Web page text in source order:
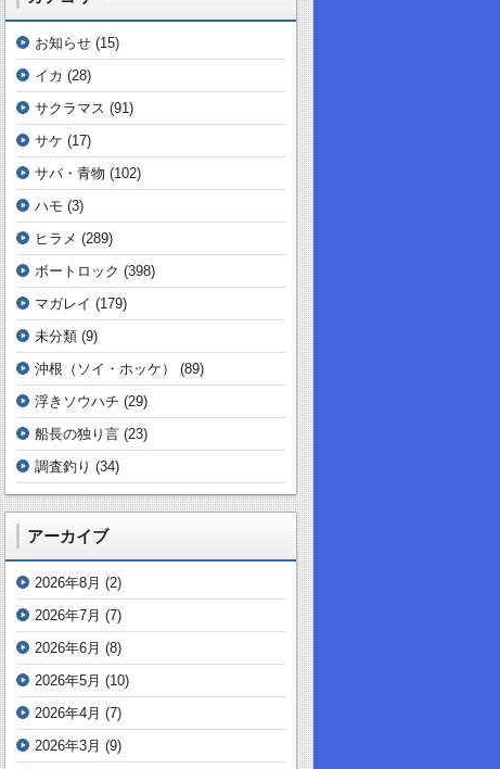
お知らせ (15)
イカ (28)
サクラマス (91)
サケ (17)
サバ・青物 (102)
ハモ (3)
ヒラメ (289)
ボートロック (398)
マガレイ (179)
未分類 (9)
沖根（ソイ・ホッケ）
(89)
浮きソウハチ (29)
船長の独り言 (23)
調査釣り (34)
アーカイブ
2026年8月 (2)
2026年7月 (7)
2026年6月 (8)
2026年5月 (10)
2026年4月 (7)
2026年3月 (9)